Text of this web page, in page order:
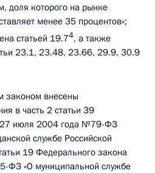
доля которого на рынке
менее 35 процентов»;
статьей 19.74, а также
23.1, 23.48, 23.66, 29.9, 30.9
законом внесены
в часть 2 статьи 39
27 июля 2004 года №79-ФЗ
службе Российской
19 Федерального закона
ФЗ «О муниципальной службе